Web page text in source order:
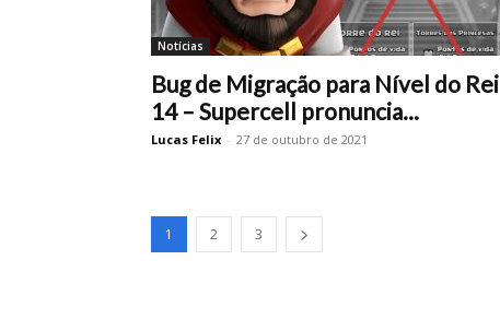
Notícias
Bug de Migração para Nível do Rei
14 – Supercell pronuncia...
Lucas Felix - 27 de outubro de 2021
1 2 3